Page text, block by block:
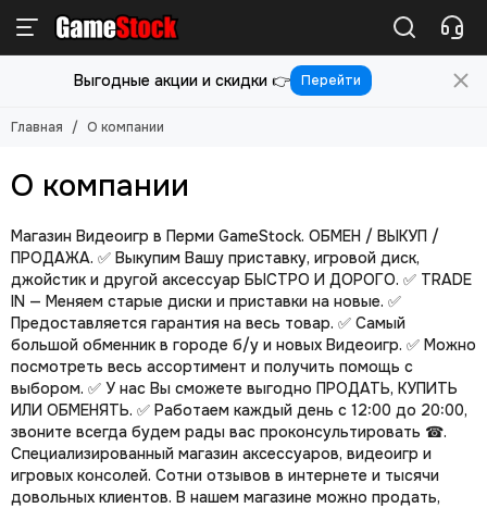
Выгодные акции и скидки 👉 Перейти
Главная О компании
О компании
Магазин Видеоигр в Перми GameStock. ОБМЕН / ВЫКУП /
ПРОДАЖА. ✅ Выкупим Вашу приставку, игровой диск,
джойстик и другой аксессуар БЫСТРО И ДОРОГО. ✅ TRADE
IN — Меняем старые диски и приставки на новые. ✅
Предоставляется гарантия на весь товар. ✅ Самый
большой обменник в городе б/у и новых Видеоигр. ✅ Можно
посмотреть весь ассортимент и получить помощь с
выбором. ✅ У нас Вы сможете выгодно ПРОДАТЬ, КУПИТЬ
ИЛИ ОБМЕНЯТЬ. ✅ Работаем каждый день с 12:00 до 20:00,
звоните всегда будем рады вас проконсультировать ☎.
Cпециализированный магазин аксессуаров, видеоигр и
игровых консолей. Сотни отзывов в интернете и тысячи
довольных клиентов. В нашем магазине можно продать,